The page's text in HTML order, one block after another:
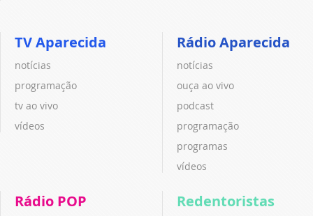
TV Aparecida
notícias
programação
tv ao vivo
vídeos
Rádio Aparecida
notícias
ouça ao vivo
podcast
programação
programas
vídeos
Rádio POP Redentoristas